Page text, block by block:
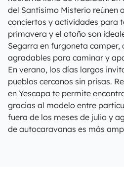
del Santísimo Misterio reúnen
conciertos y actividades para
primavera y el otoño son
Segarra en furgoneta camper,
agradables para caminar y
En verano, los días largos
pueblos cercanos sin prisas.
en Yescapa te permite
gracias al modelo entre
fuera de los meses de julio y
de autocaravanas es más